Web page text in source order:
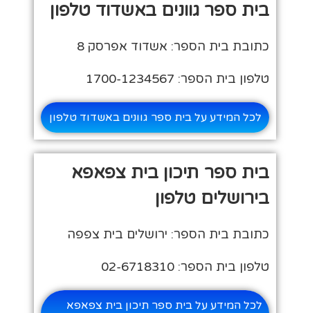
בית ספר גוונים באשדוד טלפון
כתובת בית הספר: אשדוד אפרסק 8
טלפון בית הספר: 1700-1234567
לכל המידע על בית ספר גוונים באשדוד טלפון
בית ספר תיכון בית צפאפא
בירושלים טלפון
כתובת בית הספר: ירושלים בית צפפה
טלפון בית הספר: 02-6718310
לכל המידע על בית ספר תיכון בית צפאפא